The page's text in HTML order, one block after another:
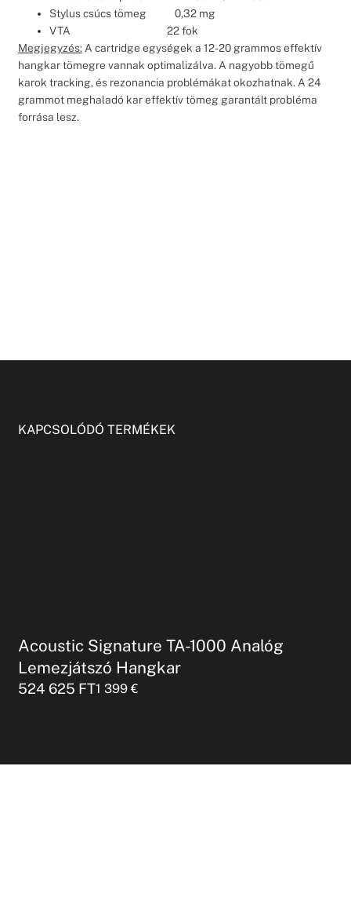
Stylus csúcs tömeg 0,32 mg
VTA 22 fok
Megjegyzés: A cartridge egységek a 12-20 grammos effektív
hangkar tömegre vannak optimalizálva. A nagyobb tömegű
karok tracking, és rezonancia problémákat okozhatnak. A 24
grammot meghaladó kar effektív tömeg garantált probléma
forrása lesz.
KAPCSOLÓDÓ TERMÉKEK
Acoustic Signature TA-1000 Analóg
Lemezjátszó Hangkar
524 625 FT1 399€